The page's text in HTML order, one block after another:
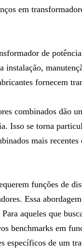
em
de
instalação,
fornecem
combinados dão
Isso se torna
mais
funções de
Essa
aqueles que
benchmarks em
específicos de um